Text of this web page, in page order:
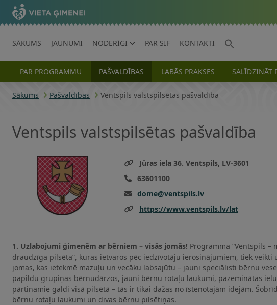
SĀKUMS JAUNUMI NODERĪGI PAR SIF KONTAKTI
PAR PROGRAMMU PAŠVALDĪBAS LABĀS PRAKSES SALĪDZINĀT
Sākums Pašvaldības Ventspils valstspilsētas pašvaldība
Ventspils valstspilsētas pašvaldība
Jūras iela 36. Ventspils, LV-3601
63601100
dome@ventspils.lv
https://www.ventspils.lv/lat
1. Uzlabojumi ģimenēm ar bērniem – visās jomās! Programma “Ventspils –
draudzīga pilsēta”, kuras ietvaros pēc iedzīvotāju ierosinājumiem, tiek veikti
jomas, kas ietekmē mazuļu un vecāku labsajūtu – jauni speciālisti bērnu
papildu grupiņas bērnudārzos, jauni bērnu rotaļu laukumi, pazeminātas
pārtinamie galdi visā pilsētā – tās ir tikai dažas no īstenotajām idejām.
bērnu rotaļu laukumi un divas bērnu pilsētiņas.